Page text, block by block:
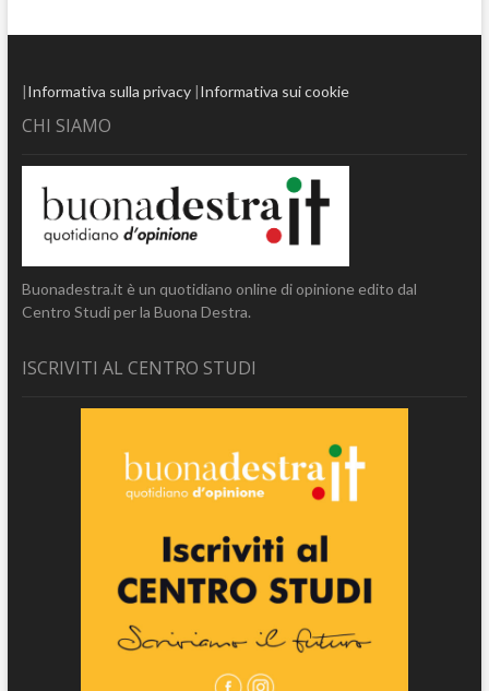
|Informativa sulla privacy|Informativa sui cookie
CHI SIAMO
Buonadestra.it è un quotidiano online di opinione edito dal
Centro Studi per la Buona Destra.
ISCRIVITI AL CENTRO STUDI